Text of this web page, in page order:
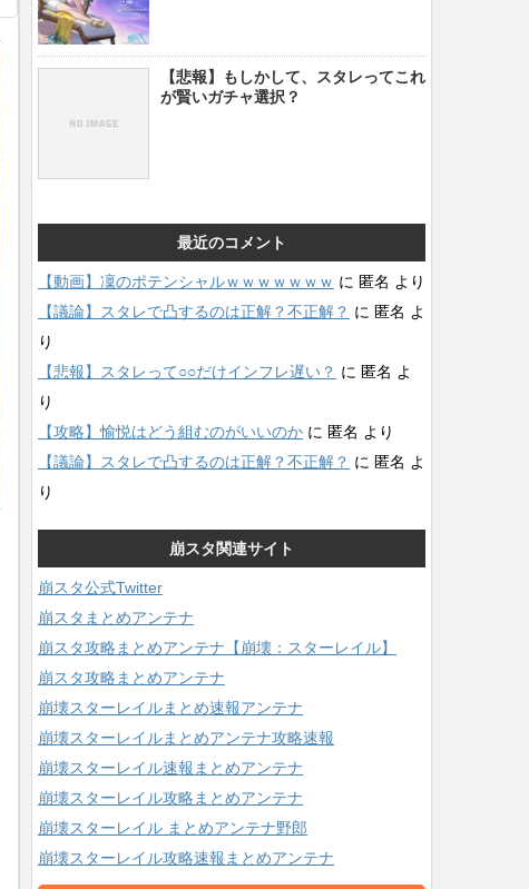
【悲報】もしかして、スタレってこれ
が賢いガチャ選択？
最近のコメント
【動画】凜のポテンシャルｗｗｗｗｗｗｗ に 匿名 より
【議論】スタレで凸するのは正解？不正解？ に 匿名 よ
り
【悲報】スタレって○○だけインフレ遅い？ に 匿名 よ
り
【攻略】愉悦はどう組むのがいいのか に 匿名 より
【議論】スタレで凸するのは正解？不正解？ に 匿名 よ
り
崩スタ関連サイト
崩スタ公式Twitter
崩スタまとめアンテナ
崩スタ攻略まとめアンテナ【崩壊：スターレイル】
崩スタ攻略まとめアンテナ
崩壊スターレイルまとめ速報アンテナ
崩壊スターレイルまとめアンテナ攻略速報
崩壊スターレイル速報まとめアンテナ
崩壊スターレイル攻略まとめアンテナ
崩壊スターレイル まとめアンテナ野郎
崩壊スターレイル攻略速報まとめアンテナ